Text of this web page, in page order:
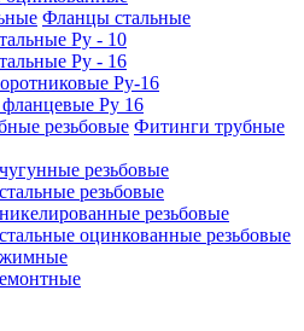
Фланцы стальные
Ру - 10
Ру - 16
Ру-16
Ру 16
Фитинги трубные
резьбовые
резьбовые
резьбовые
оцинкованные резьбовые